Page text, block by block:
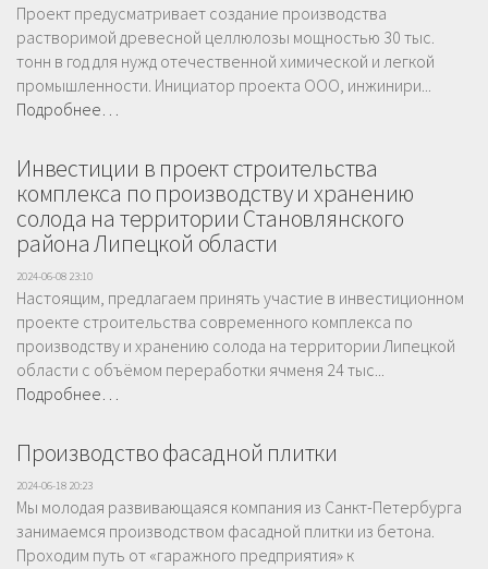
Проект предусматривает создание производства
растворимой древесной целлюлозы мощностью 30 тыс.
тонн в год для нужд отечественной химической и легкой
промышленности. Инициатор проекта ООО, инжинири...
Подробнее…
Инвестиции в проект строительства
комплекса по производству и хранению
солода на территории Становлянского
района Липецкой области
2024-06-08 23:10
Настоящим, предлагаем принять участие в инвестиционном
проекте строительства современного комплекса по
производству и хранению солода на территории Липецкой
области с объёмом переработки ячменя 24 тыс...
Подробнее…
Производство фасадной плитки
2024-06-18 20:23
Мы молодая развивающаяся компания из Санкт-Петербурга
занимаемся производством фасадной плитки из бетона.
Проходим путь от «гаражного предприятия» к